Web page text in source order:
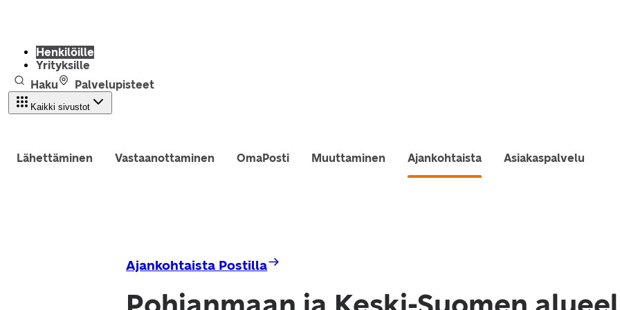
Henkilöille
Yrityksille
Haku
Palvelupisteet
Kaikki sivustot
Lähettäminen Vastaanottaminen OmaPosti Muuttaminen Ajankohtaista Asiakaspalvelu
Ajankohtaista Postilla